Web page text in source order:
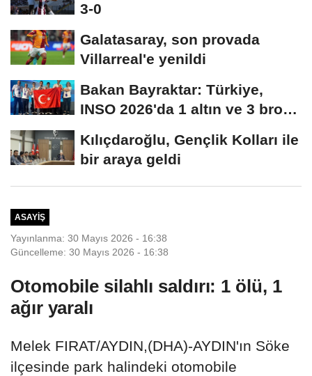
3-0
Galatasaray, son provada
Villarreal'e yenildi
Bakan Bayraktar: Türkiye,
INSO 2026'da 1 altın ve 3 bronz
Kılıçdaroğlu, Gençlik Kolları ile
bir araya geldi
ASAYIŞ
Yayınlanma: 30 Mayıs 2026 - 16:38
Güncelleme: 30 Mayıs 2026 - 16:38
Otomobile silahlı saldırı: 1 ölü, 1
ağır yaralı
Melek FIRAT/AYDIN,(DHA)-AYDIN'ın Söke
ilçesinde park halindeki otomobile